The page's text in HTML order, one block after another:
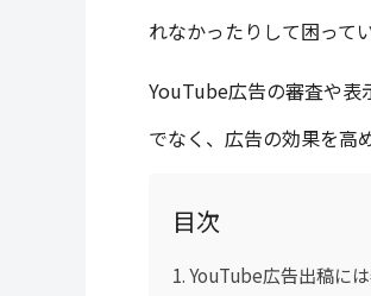
れなかったりして困って
YouTube広告の審査や表
でなく、広告の効果を高
目次
YouTube広告出稿に